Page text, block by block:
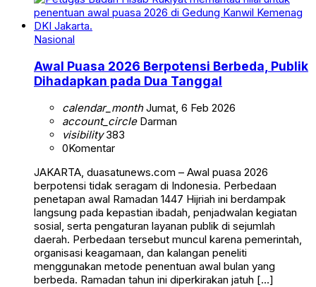
Nasional
Awal Puasa 2026 Berpotensi Berbeda, Publik
Dihadapkan pada Dua Tanggal
calendar_monthJumat, 6 Feb 2026
account_circleDarman
visibility383
0Komentar
JAKARTA, duasatunews.com – Awal puasa 2026
berpotensi tidak seragam di Indonesia. Perbedaan
penetapan awal Ramadan 1447 Hijriah ini berdampak
langsung pada kepastian ibadah, penjadwalan kegiatan
sosial, serta pengaturan layanan publik di sejumlah
daerah. Perbedaan tersebut muncul karena pemerintah,
organisasi keagamaan, dan kalangan peneliti
menggunakan metode penentuan awal bulan yang
berbeda. Ramadan tahun ini diperkirakan jatuh […]